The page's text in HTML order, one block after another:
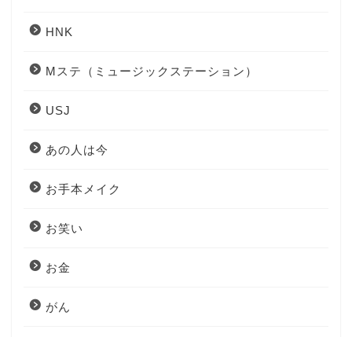
HNK
Mステ（ミュージックステーション）
USJ
あの人は今
お手本メイク
お笑い
お金
がん